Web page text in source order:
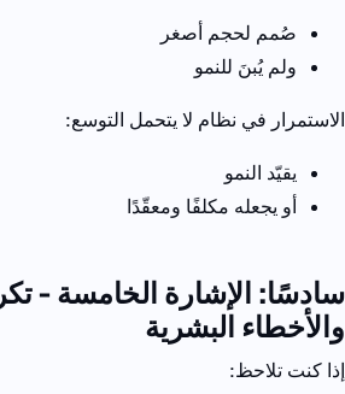
صُمم لحجم أصغر
ولم يُبنَ للنمو
الاستمرار في نظام لا يتحمل التوسع:
يقيّد النمو
أو يجعله مكلفًا ومعقّدًا
سادسًا: الإشارة الخامسة -
والأخطاء البشرية
إذا كنت تلاحظ: